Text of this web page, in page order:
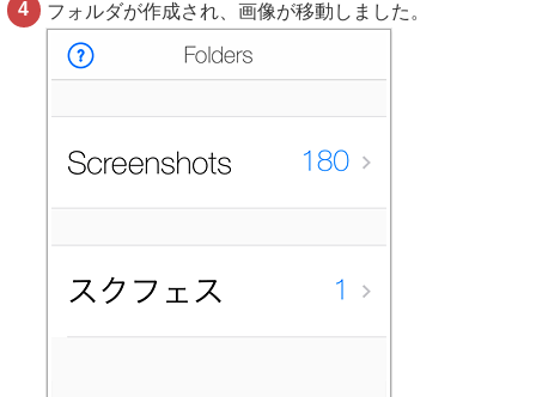
フォルダが作成され、画像が移動しました。